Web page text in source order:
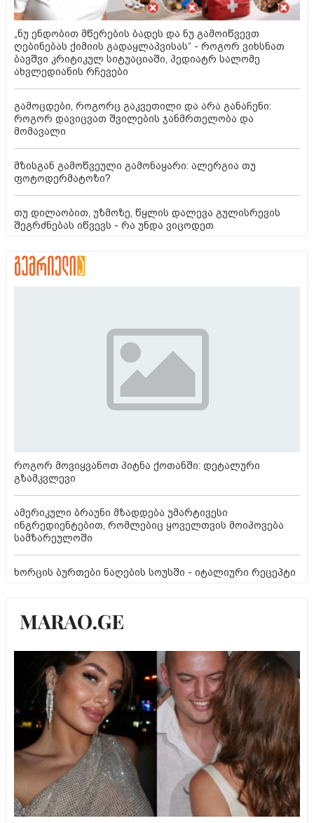
„ნუ ენდობით მწერების ბადეს და ნუ გამოიწვევთ
ღებინებას ქიმიის გადაყლაპვისას“ - როგორ ვიხსნათ
ბავშვი კრიტიკულ სიტუაციაში, პედიატრ სალომე
ახვლედიანის რჩევები
გამოცდები, როგორც გაკვეთილი და არა განაჩენი:
როგორ დავიცვათ შვილების ჯანმრთელობა და
მომავალი
მზისგან გამოწვეული გამონაყარი: ალერგია თუ
ფოტოდერმატოზი?
თუ დილაობით, უზმოზე, წყლის დალევა გულისრევის
შეგრძნებას იწვევს - რა უნდა ვიცოდეთ
როგორ მოვიყვანოთ პიტნა ქოთანში: დეტალური
გზამკვლევი
ამერიკული ბრაუნი მზადდება უმარტივესი
ინგრედიენტებით, რომლებიც ყოველთვის მოიპოვება
სამზარეულოში
ხორცის ბურთები ნაღების სოუსში - იტალიური რეცეპტი